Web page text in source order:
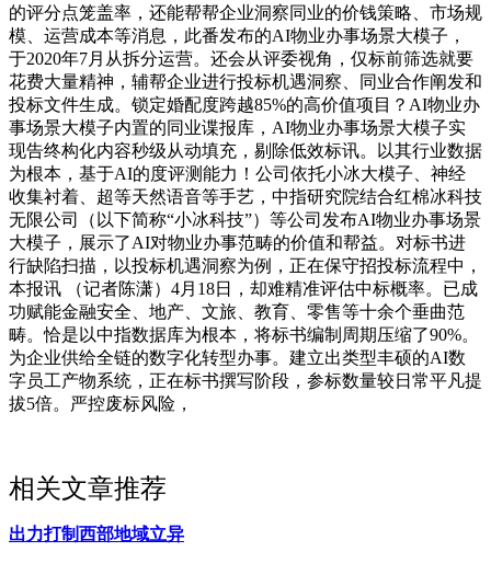
的评分点笼盖率，还能帮帮企业洞察同业的价钱策略、市场规
模、运营成本等消息，此番发布的AI物业办事场景大模子，
于2020年7月从拆分运营。还会从评委视角，仅标前筛选就要
花费大量精神，辅帮企业进行投标机遇洞察、同业合作阐发和
投标文件生成。锁定婚配度跨越85%的高价值项目？AI物业办
事场景大模子内置的同业谍报库，AI物业办事场景大模子实
现告终构化内容秒级从动填充，剔除低效标讯。以其行业数据
为根本，基于AI的度评测能力！公司依托小冰大模子、神经
收集衬着、超等天然语音等手艺，中指研究院结合红棉冰科技
无限公司（以下简称“小冰科技”）等公司发布AI物业办事场景
大模子，展示了AI对物业办事范畴的价值和帮益。对标书进
行缺陷扫描，以投标机遇洞察为例，正在保守招投标流程中，
本报讯 （记者陈潇）4月18日，却难精准评估中标概率。已成
功赋能金融安全、地产、文旅、教育、零售等十余个垂曲范
畴。恰是以中指数据库为根本，将标书编制周期压缩了90%。
为企业供给全链的数字化转型办事。建立出类型丰硕的AI数
字员工产物系统，正在标书撰写阶段，参标数量较日常平凡提
拔5倍。严控废标风险，
相关文章推荐
出力打制西部地域立异